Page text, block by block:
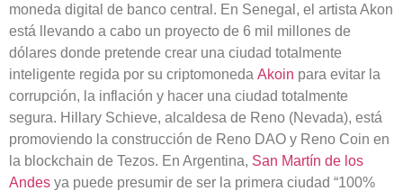
moneda digital de banco central. En Senegal, el artista Akon
está llevando a cabo un proyecto de 6 mil millones de
dólares donde pretende crear una ciudad totalmente
inteligente regida por su criptomoneda Akoin para evitar la
corrupción, la inflación y hacer una ciudad totalmente
segura. Hillary Schieve, alcaldesa de Reno (Nevada), está
promoviendo la construcción de Reno DAO y Reno Coin en
la blockchain de Tezos. En Argentina, San Martín de los
Andes ya puede presumir de ser la primera ciudad “100%